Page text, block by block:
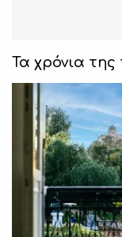
Τα χρόνια